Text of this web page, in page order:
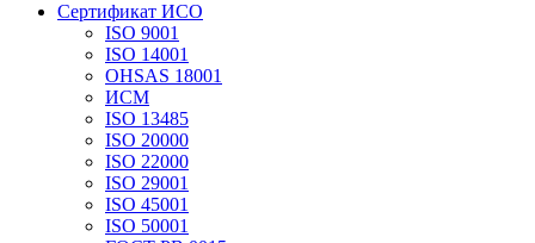
Сертификат ИСО
ISO 9001
ISO 14001
OHSAS 18001
ИСМ
ISO 13485
ISO 20000
ISO 22000
ISO 29001
ISO 45001
ISO 50001